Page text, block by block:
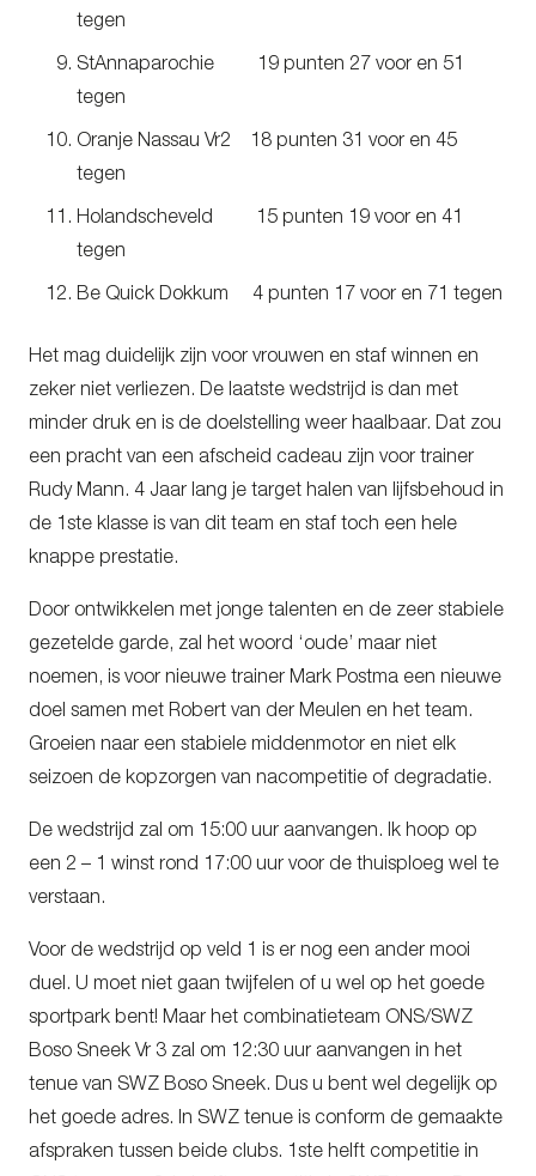
tegen
StAnnaparochie 19 punten 27 voor en 51
tegen
Oranje Nassau Vr2 18 punten 31 voor en 45
tegen
Holandscheveld 15 punten 19 voor en 41
tegen
Be Quick Dokkum 4 punten 17 voor en 71 tegen
Het mag duidelijk zijn voor vrouwen en staf winnen en
zeker niet verliezen. De laatste wedstrijd is dan met
minder druk en is de doelstelling weer haalbaar. Dat zou
een pracht van een afscheid cadeau zijn voor trainer
Rudy Mann. 4 Jaar lang je target halen van lijfsbehoud in
de 1ste klasse is van dit team en staf toch een hele
knappe prestatie.
Door ontwikkelen met jonge talenten en de zeer stabiele
gezetelde garde, zal het woord ‘oude’ maar niet
noemen, is voor nieuwe trainer Mark Postma een nieuwe
doel samen met Robert van der Meulen en het team.
Groeien naar een stabiele middenmotor en niet elk
seizoen de kopzorgen van nacompetitie of degradatie.
De wedstrijd zal om 15:00 uur aanvangen. Ik hoop op
een 2 – 1 winst rond 17:00 uur voor de thuisploeg wel te
verstaan.
Voor de wedstrijd op veld 1 is er nog een ander mooi
duel. U moet niet gaan twijfelen of u wel op het goede
sportpark bent! Maar het combinatieteam ONS/SWZ
Boso Sneek Vr 3 zal om 12:30 uur aanvangen in het
tenue van SWZ Boso Sneek. Dus u bent wel degelijk op
het goede adres. In SWZ tenue is conform de gemaakte
afspraken tussen beide clubs. 1ste helft competitie in